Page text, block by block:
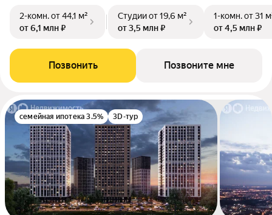
2-комн.от 44,1 м²
от 6,1 млн ₽
Студииот 19,6 м²
от 3,5 млн ₽
1-комн.от 31
от 4,5 млн ₽
Позвонить Позвоните мне
семейная ипотека 3.5% 3D-тур